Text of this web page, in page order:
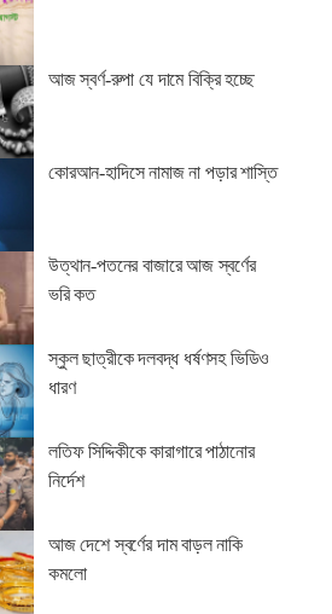
আজ স্বর্ণ-রুপা যে দামে বিক্রি হচ্ছে
কোরআন-হাদিসে নামাজ না পড়ার শাস্তি
উত্থান-পতনের বাজারে আজ স্বর্ণের
ভরি কত
স্কুল ছাত্রীকে দলবদ্ধ ধর্ষণসহ ভিডিও
ধারণ
লতিফ সিদ্দিকীকে কারাগারে পাঠানোর
নির্দেশ
আজ দেশে স্বর্ণের দাম বাড়ল নাকি
কমলো